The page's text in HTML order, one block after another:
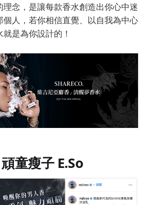
念，是讓每款香水創造出你心中迷
個人，若你相信直覺、以自我為中心
就是為你設計的！
頑童瘦子 E.So